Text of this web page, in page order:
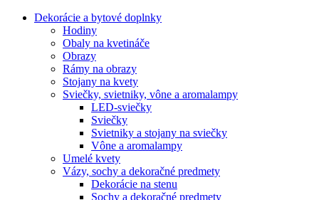
Dekorácie a bytové doplnky
Hodiny
Obaly na kvetináče
Obrazy
Rámy na obrazy
Stojany na kvety
Sviečky, svietniky, vône a aromalampy
LED-sviečky
Sviečky
Svietniky a stojany na sviečky
Vône a aromalampy
Umelé kvety
Vázy, sochy a dekoračné predmety
Dekorácie na stenu
Sochy a dekoračné predmety